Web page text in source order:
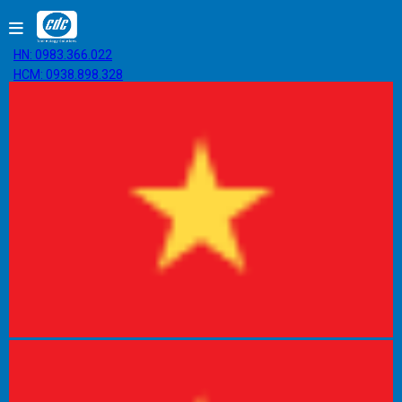
HN: 0983.366.022
HCM: 0938.898.328